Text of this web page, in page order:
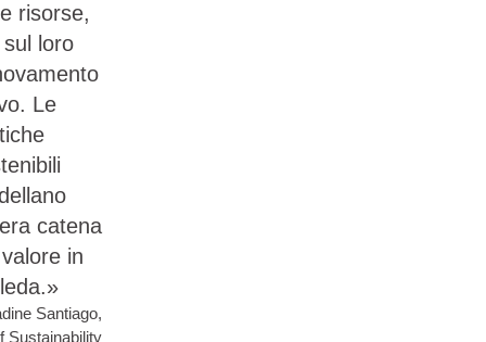
risorse,
loro
Le
catena
in
Santiago,
Sustainability